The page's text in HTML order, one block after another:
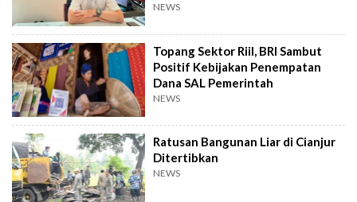
NEWS
Topang Sektor Riil, BRI Sambut
Positif Kebijakan Penempatan
Dana SAL Pemerintah
NEWS
Ratusan Bangunan Liar di Cianjur
Ditertibkan
NEWS